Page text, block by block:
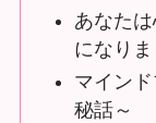
あなた
になりま
マイン
秘話～